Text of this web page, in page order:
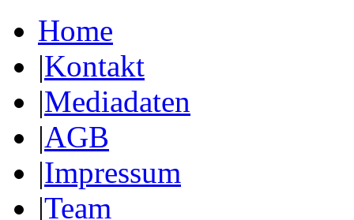
Home
|Kontakt
|Mediadaten
|AGB
|Impressum
|Team